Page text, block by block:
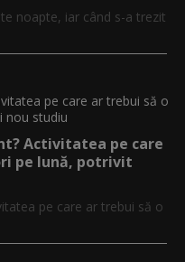
noapte, iar când s-a trezit
Activitatea pe care
pe lună, potrivit
pe care ar trebui să o